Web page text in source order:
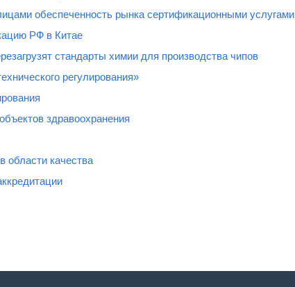
обеспеченность рынка сертификационными услугами
РФ в Китае
стандарты химии для производства чипов
регулирования»
здравоохранения
области качества